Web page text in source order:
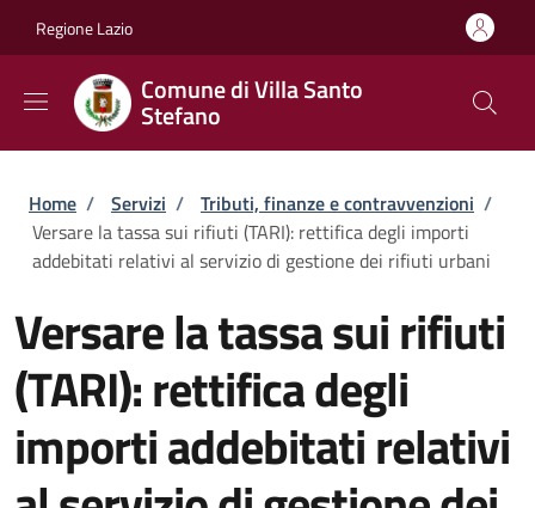
Regione Lazio
Comune di Villa Santo
Stefano
Briciole di pane
Home / Servizi / Tributi, finanze e contravvenzioni /
Versare la tassa sui rifiuti (TARI): rettifica degli importi
addebitati relativi al servizio di gestione dei rifiuti urbani
Versare la tassa sui rifiuti
(TARI): rettifica degli
importi addebitati relativi